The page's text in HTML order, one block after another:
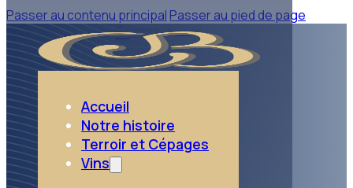
Passer au contenu principal Passer au pied de page
Accueil
Notre histoire
Terroir et Cépages
Vins
retour aux vins
Vins blancs